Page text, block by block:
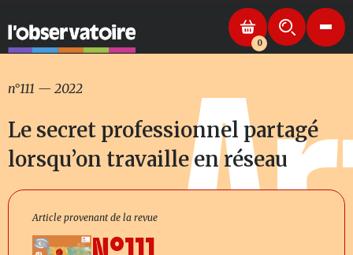
0
n°111 — 2022
Le secret professionnel partagé
lorsqu’on travaille en réseau
Article provenant de la revue